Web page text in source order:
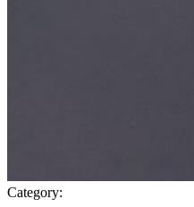
Category: